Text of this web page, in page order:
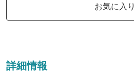
お気に入り
詳細情報